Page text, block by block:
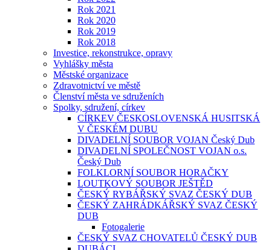
Rok 2021
Rok 2020
Rok 2019
Rok 2018
Investice, rekonstrukce, opravy
Vyhlášky města
Městské organizace
Zdravotnictví ve městě
Členství města ve sdruženích
Spolky, sdružení, církev
CÍRKEV ČESKOSLOVENSKÁ HUSITSKÁ
V ČESKÉM DUBU
DIVADELNÍ SOUBOR VOJAN Český Dub
DIVADELNÍ SPOLEČNOST VOJAN o.s.
Český Dub
FOLKLORNÍ SOUBOR HORAČKY
LOUTKOVÝ SOUBOR JEŠTĚD
ČESKÝ RYBÁŘSKÝ SVAZ ČESKÝ DUB
ČESKÝ ZAHRÁDKÁŘSKÝ SVAZ ČESKÝ
DUB
Fotogalerie
ČESKÝ SVAZ CHOVATELŮ ČESKÝ DUB